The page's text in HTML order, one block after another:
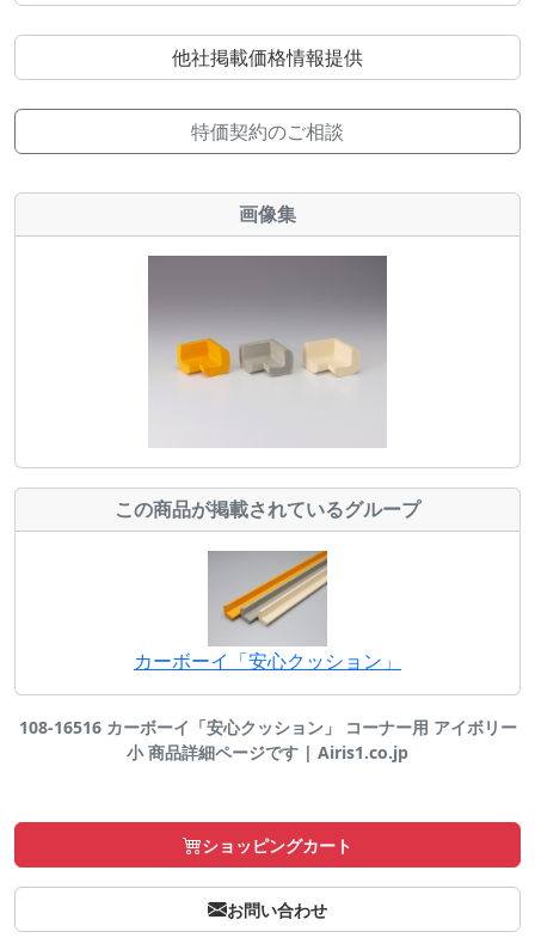
他社掲載価格情報提供
特価契約のご相談
画像集
この商品が掲載されているグループ
カーボーイ「安心クッション」
108-16516 カーボーイ「安心クッション」 コーナー用 アイボリー
小 商品詳細ページです | Airis1.co.jp
ショッピングカート
お問い合わせ